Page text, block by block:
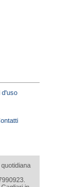
d'uso